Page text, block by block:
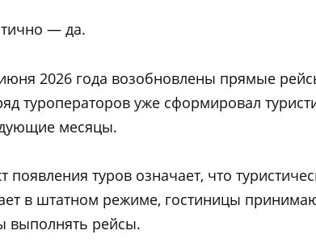
— да.
2026 года возобновлены прямые
туроператоров уже сформировал
месяцы.
появления туров означает, что
в штатном режиме, гостиницы
выполнять рейсы.